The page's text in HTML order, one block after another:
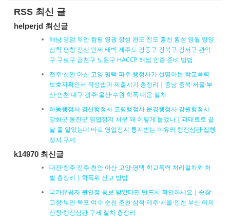
RSS 최신 글
helperjd 최신글
해남 영암 무안 함평 영광 장성 완도 진도 홍천 횡성 영월 양양
삼척 평창 정선 인제 태백 제주도 강동구 강북구 강서구 관악
구 구로구 금천구 노원구 HACCP 해썹 인증 준비 방법
전주·천안·아산·고양·평택·파주 행정사가 설명하는 학교폭력
보호자확인서 작성법과 제출시기 총정리｜충남·충북·서울·부
산·인천·대구·광주·울산·수원 학폭 대응 절차
하동행정사 경산행정사 고령행정사 문경행정사 강원행정사
강화군 옹진군 영업정지 처분 왜 이렇게 늘었나｜과태료로 끝
날 줄 알았는데 바로 영업정지 통지받는 이유와 행정심판·집행
정지 구제
k14970 최신글
대전·청주·전주·천안·아산·고양·평택 학교폭력 처리절차와 처
벌 총정리｜학폭위 신고 방법
국가유공자 불인정 통보 받았다면 반드시 확인하세요｜순창·
고창·부안·목포·여수·순천·춘천·삼척·제주·서울·인천·부산 이의
신청·행정심판 구제 절차 총정리